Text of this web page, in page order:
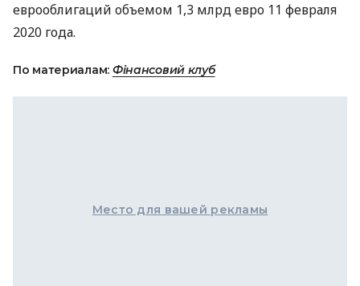
еврооблигаций объемом 1,3 млрд евро 11 февраля
2020 года.
По материалам: Фінансовий клуб
Место для вашей рекламы